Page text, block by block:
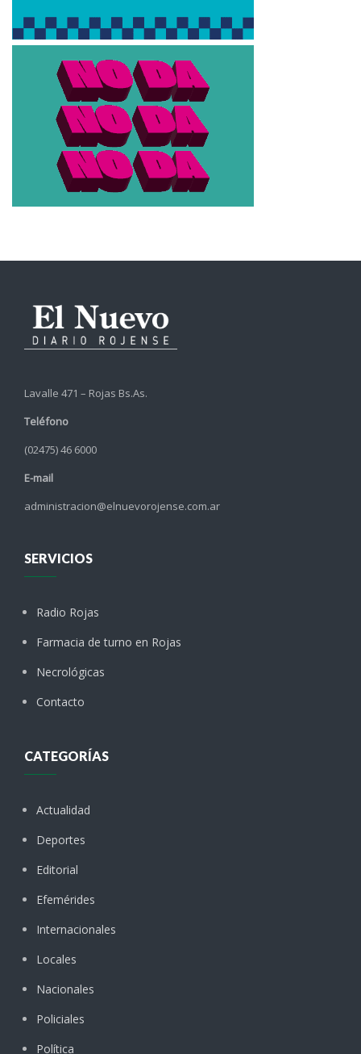
Lavalle 471 – Rojas Bs.As.
Teléfono
(02475) 46 6000
E-mail
administracion@elnuevorojense.com.ar
SERVICIOS
Radio Rojas
Farmacia de turno en Rojas
Necrológicas
Contacto
CATEGORÍAS
Actualidad
Deportes
Editorial
Efemérides
Internacionales
Locales
Nacionales
Policiales
Política